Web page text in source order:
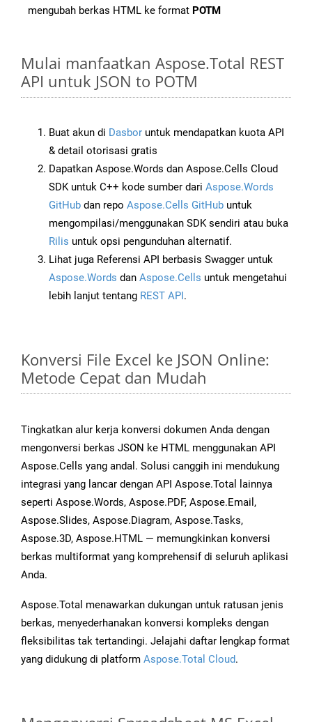
mengubah berkas HTML ke format POTM
Mulai manfaatkan Aspose.Total REST
API untuk JSON to POTM
Buat akun di Dasbor untuk mendapatkan kuota API
& detail otorisasi gratis
Dapatkan Aspose.Words dan Aspose.Cells Cloud
SDK untuk C++ kode sumber dari Aspose.Words
GitHub dan repo Aspose.Cells GitHub untuk
mengompilasi/menggunakan SDK sendiri atau buka
Rilis untuk opsi pengunduhan alternatif.
Lihat juga Referensi API berbasis Swagger untuk
Aspose.Words dan Aspose.Cells untuk mengetahui
lebih lanjut tentang REST API.
Konversi File Excel ke JSON Online:
Metode Cepat dan Mudah
Tingkatkan alur kerja konversi dokumen Anda dengan
mengonversi berkas JSON ke HTML menggunakan API
Aspose.Cells yang andal. Solusi canggih ini mendukung
integrasi yang lancar dengan API Aspose.Total lainnya
seperti Aspose.Words, Aspose.PDF, Aspose.Email,
Aspose.Slides, Aspose.Diagram, Aspose.Tasks,
Aspose.3D, Aspose.HTML — memungkinkan konversi
berkas multiformat yang komprehensif di seluruh aplikasi
Anda.
Aspose.Total menawarkan dukungan untuk ratusan jenis
berkas, menyederhanakan konversi kompleks dengan
fleksibilitas tak tertandingi. Jelajahi daftar lengkap format
yang didukung di platform Aspose.Total Cloud.